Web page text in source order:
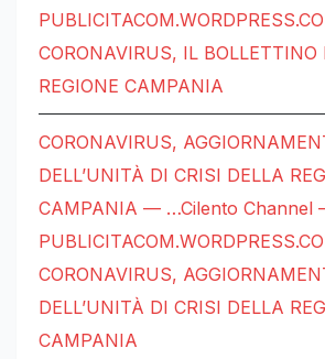
CORONAVIRUS, IL BOLLETTINO
REGIONE CAMPANIA
CORONAVIRUS,
DELL’UNITÀ DI CRISI DELLA
CAMPANIA — …Cilento Channel
CORONAVIRUS,
DELL’UNITÀ DI CRISI DELLA
CAMPANIA